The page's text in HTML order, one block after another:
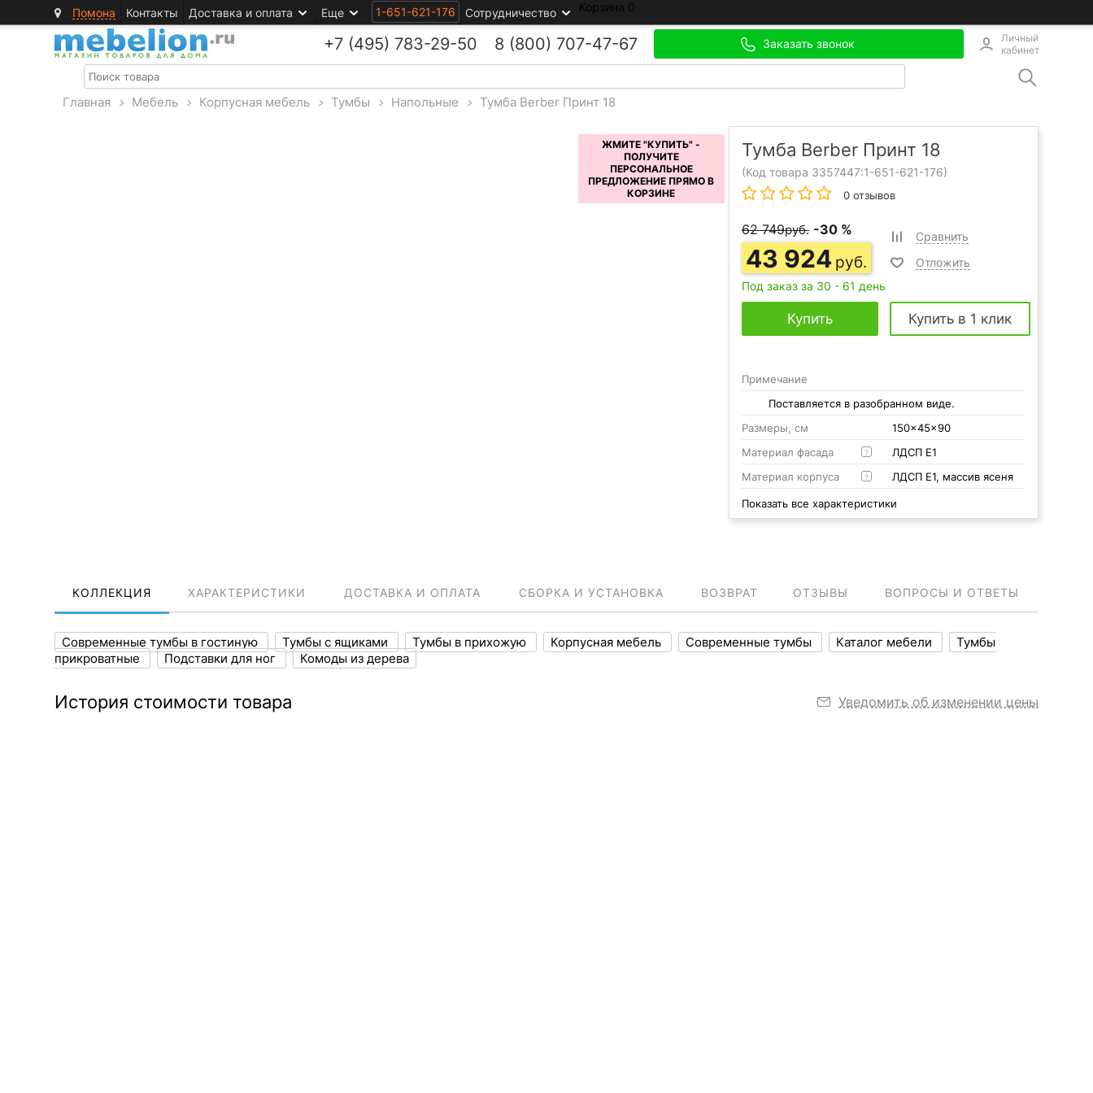
Помона Контакты Доставка и оплата Еще 1-651-621-176 Сотрудничество Корзина 0
+7 (495) 783-29-50 8 (800) 707-47-67 Заказать звонок
Личный
кабинет
Главная > Мебель > Корпусная мебель > Тумбы > Напольные > Тумба Berber Принт 18
Тумба Berber Принт 18
(Код товара 3357447:1-651-621-176)
0 отзывов
62 749руб. -30 %
43 924 руб.
Под заказ за 30 - 61 день
Сравнить
Отложить
Купить Купить в 1 клик
Примечание
Поставляется в разобранном виде.
Размеры, см
150x45x90
Материал фасада
?
ЛДСП Е1
Материал корпуса
? ЛДСП Е1, массив ясеня
Показать все характеристики
КОЛЛЕКЦИЯ ХАРАКТЕРИСТИКИ ДОСТАВКА И ОПЛАТА СБОРКА И УСТАНОВКА ВОЗВРАТ ОТЗЫВЫ ВОПРОСЫ И ОТВЕТЫ
Современные тумбы в гостиную Тумбы с ящиками Тумбы в прихожую Корпусная мебель Современные тумбы Каталог мебели
Тумбы
прикроватные
Подставки для ног Комоды из дерева
История стоимости товара Уведомить об изменении цены